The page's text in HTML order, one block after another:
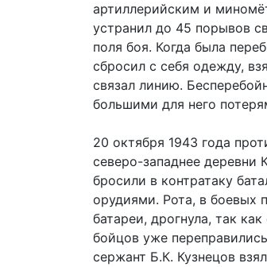
артиллерийским и
устранил до 45 порывов
поля боя. Когда была
сбросил с себя одежду,
связал линию.
большими для него
20 октября 1943 года
северо-западнее деревни
бросили в контратаку
орудиями. Рота, в боевых
батареи, дрогнула, так
бойцов уже
сержант Б.К. Кузнецов